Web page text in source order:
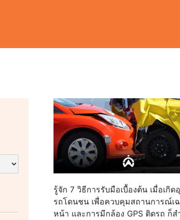
รู้จัก 7 วิธีการรับมือเบื้องต้น เมื่อเกิด
รถโดนชน เพื่อควบคุมสถานการณ์เ
หน้า และการมีกล้อง GPS ติดรถ ก็